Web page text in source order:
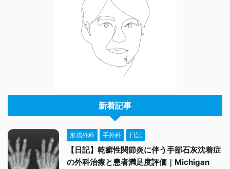
新着記事
形成外科 手外科 日記
【日記】乾癬性関節炎に伴う手部石灰沈着症
の外科治療と患者満足度評価｜Michigan